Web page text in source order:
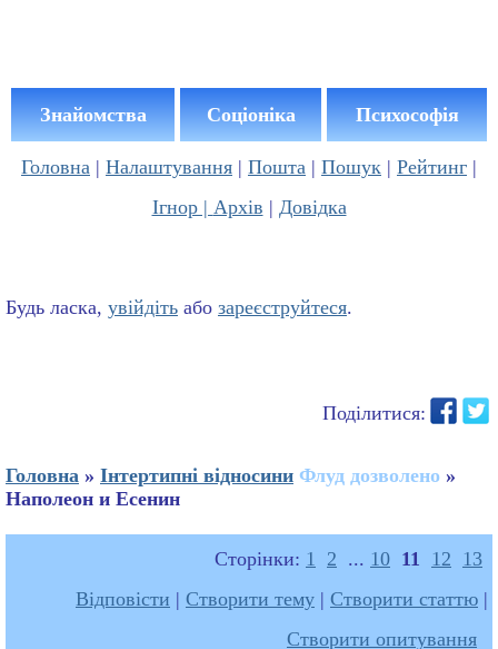
Знайомства Соціоніка Психософія
Головна | Налаштування | Пошта | Пошук | Рейтинг |
Ігнор | Архів | Довідка
Будь ласка, увійдіть або зареєструйтеся.
Поділитися:
Головна » Інтертипні відносини Флуд дозволено »
Наполеон и Есенин
Сторінки: 1 2 ... 10 11 12
13
Відповісти | Створити тему | Створити статтю |
Створити опитування